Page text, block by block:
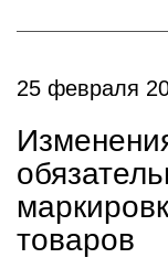
25 февраля
товаров